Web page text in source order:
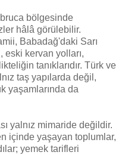
bölgesinde
hâlâ görülebilir.
Babadağ'daki Sarı
eski kervan yolları,
tanıklarıdır. Türk ve
taş yapılarda değil,
yaşamlarında da
yalnız mimaride değildir.
içinde yaşayan toplumlar,
yemek tarifleri